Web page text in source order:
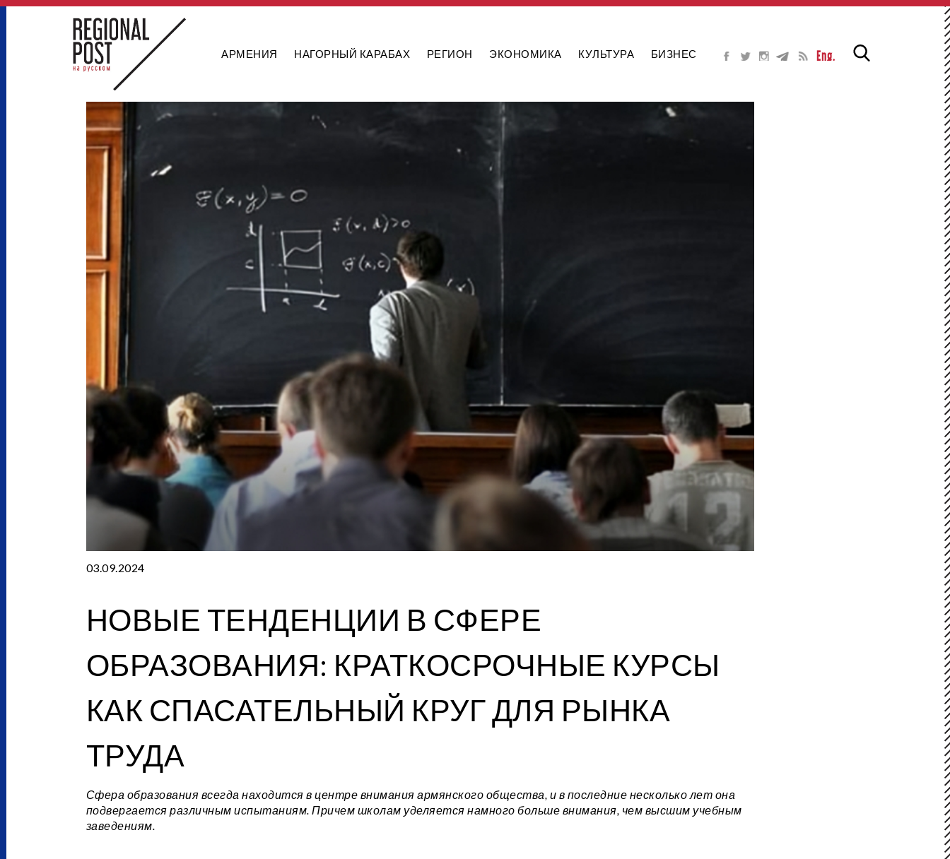
АРМЕНИЯ НАГОРНЫЙ КАРАБАХ РЕГИОН ЭКОНОМИКА КУЛЬТУРА БИЗНЕС Eng.
03.09.2024
НОВЫЕ ТЕНДЕНЦИИ В СФЕРЕ
ОБРАЗОВАНИЯ: КРАТКОСРОЧНЫЕ КУРСЫ
КАК СПАСАТЕЛЬНЫЙ КРУГ ДЛЯ РЫНКА
ТРУДА
Сфера образования всегда находится в центре внимания армянского общества, и в последние несколько лет она
подвергается различным испытаниям. Причем школам уделяется намного больше внимания, чем высшим учебным
заведениям.